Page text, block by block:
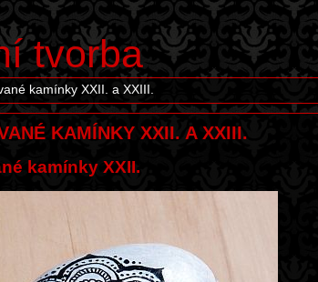
tvorba
kamínky XXII. a XXIII.
KAMÍNKY XXII. A XXIII.
kamínky XXII.